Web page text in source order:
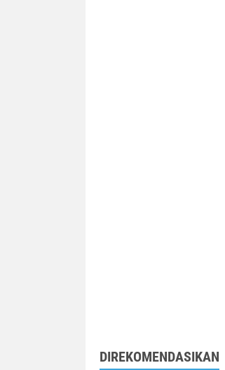
DIREKOMENDASIKAN